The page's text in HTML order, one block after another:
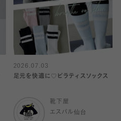
2026.07.03
足元を快適に♡ピラティスソックス
靴下屋
エスパル仙台